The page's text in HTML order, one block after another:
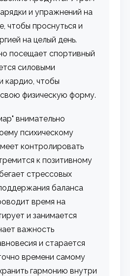
и упражнений на
чтобы проснуться и
на целый день.
посещает спортивный
силовыми
кардио, чтобы
физическую форму.
внимательно
психическому
контролировать
к позитивному
стрессовых
баланса
время на
и занимается
важность
и старается
времени самому
гармонию внутри